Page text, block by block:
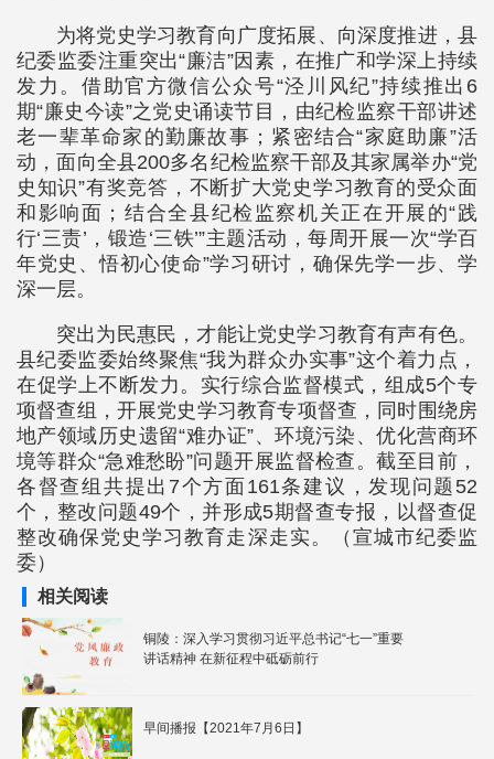
为将党史学习教育向广度拓展、向深度推进，县
纪委监委注重突出“廉洁”因素，在推广和学深上持续
发力。借助官方微信公众号“泾川风纪”持续推出6
期“廉史今读”之党史诵读节目，由纪检监察干部讲述
老一辈革命家的勤廉故事；紧密结合“家庭助廉”活
动，面向全县200多名纪检监察干部及其家属举办“党
史知识”有奖竞答，不断扩大党史学习教育的受众面
和影响面；结合全县纪检监察机关正在开展的“践
行‘三责’，锻造‘三铁’”主题活动，每周开展一次“学百
年党史、悟初心使命”学习研讨，确保先学一步、学
深一层。
突出为民惠民，才能让党史学习教育有声有色。
县纪委监委始终聚焦“我为群众办实事”这个着力点，
在促学上不断发力。实行综合监督模式，组成5个专
项督查组，开展党史学习教育专项督查，同时围绕房
地产领域历史遗留“难办证”、环境污染、优化营商环
境等群众“急难愁盼”问题开展监督检查。截至目前，
各督查组共提出7个方面161条建议，发现问题52
个，整改问题49个，并形成5期督查专报，以督查促
整改确保党史学习教育走深走实。（宣城市纪委监
委）
相关阅读
铜陵：深入学习贯彻习近平总书记“七一”重要
讲话精神 在新征程中砥砺前行
早间播报【2021年7月6日】